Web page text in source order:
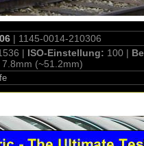
| 1145-0014-210306
| ISO-Einstellung: 100 |
7.8mm (~51.2mm)